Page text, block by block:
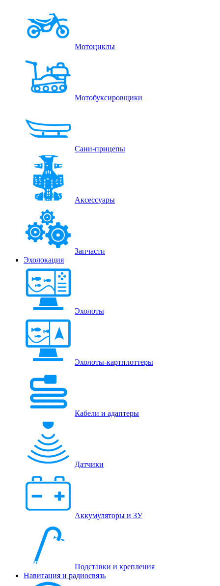
Мотоциклы
Мотобуксировщики
Сани-прицепы
Аксессуары
Запчасти
Эхолокация
Эхолоты
Эхолоты-картплоттеры
Кабели и адаптеры
Датчики
Аккумуляторы и ЗУ
Подставки и крепления
Навигация и радиосвязь